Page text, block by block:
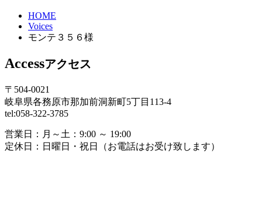
HOME
Voices
モンテ３５６様
Accessアクセス
〒504-0021
岐阜県各務原市那加前洞新町5丁目113-4
tel:058-322-3785
営業日： 月～土：9:00 ～ 19:00
定休日： 日曜日・祝日（お電話はお受け致します）